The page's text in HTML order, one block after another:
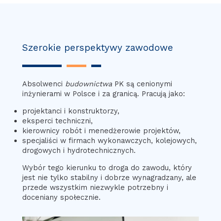
Szerokie perspektywy zawodowe
Absolwenci budownictwaPK są cenionymi
inżynierami w Polsce i za granicą. Pracują jako:
projektanci i konstruktorzy,
eksperci techniczni,
kierownicy robót i menedżerowie projektów,
specjaliści w firmach wykonawczych, kolejowych,
drogowych i hydrotechnicznych.
Wybór tego kierunku to droga do zawodu, który
jest nie tylko stabilny i dobrze wynagradzany, ale
przede wszystkim niezwykle potrzebny i
doceniany społecznie.